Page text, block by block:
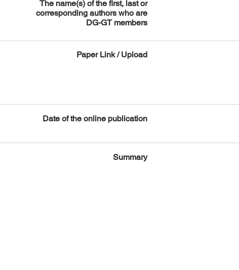
The name(s) of the first, last or
corresponding authors who are
DG-GT members
Paper Link / Upload
Date of the online publication
Summary